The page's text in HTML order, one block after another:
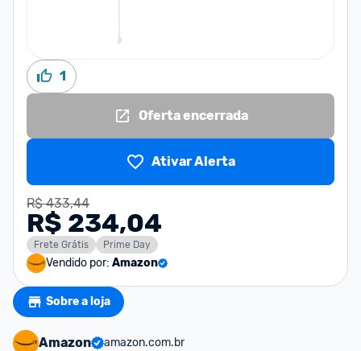
1
Oferta encerrada
Ativar Alerta
R$ 433,44
R$ 234,04
Frete Grátis Prime Day
Vendido por: Amazon
Sobre a loja
Amazon
amazon.com.br